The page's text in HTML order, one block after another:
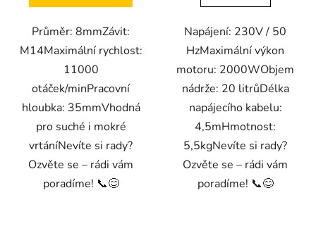
Průměr: 8mmZávit:
M14Maximální rychlost:
11000
otáček/minPracovní
hloubka: 35mmVhodná
pro suché i mokré
vrtáníNevíte si rady?
Ozvěte se – rádi vám
poradíme! 📞😊
Napájení: 230V / 50
HzMaximální výkon
motoru: 2000WObjem
nádrže: 20 litrůDélka
napájecího kabelu:
4,5mHmotnost:
5,5kgNevíte si rady?
Ozvěte se – rádi vám
poradíme! 📞😊